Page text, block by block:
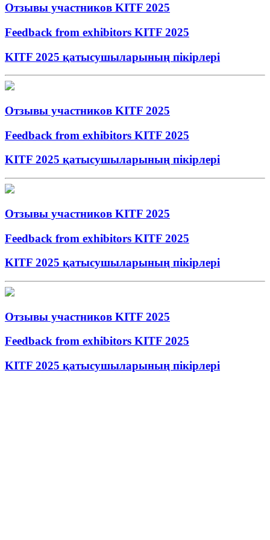
Отзывы участников KITF 2025
Feedback from exhibitors KITF 2025
KITF 2025 қатысушыларының пікірлері
Отзывы участников KITF 2025
Feedback from exhibitors KITF 2025
KITF 2025 қатысушыларының пікірлері
Отзывы участников KITF 2025
Feedback from exhibitors KITF 2025
KITF 2025 қатысушыларының пікірлері
Отзывы участников KITF 2025
Feedback from exhibitors KITF 2025
KITF 2025 қатысушыларының пікірлері